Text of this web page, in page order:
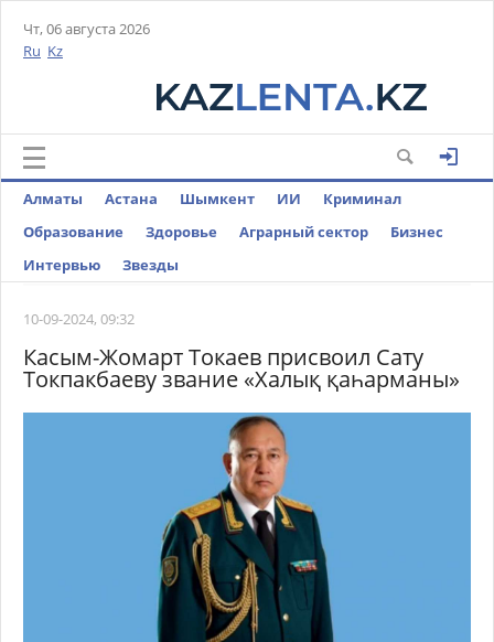
Чт, 06 августа 2026
Ru Kz
Алматы Астана Шымкент ИИ
Криминал
Образование
Здоровье Аграрный сектор
Бизнес
Интервью
Звезды
10-09-2024, 09:32
Касым-Жомарт Токаев присвоил Сату
Токпакбаеву звание «Халық қаһарманы»